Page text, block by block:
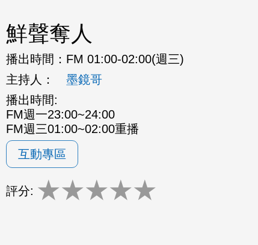
鮮聲奪人
播出時間： FM 01:00-02:00(週三)
主持人：
墨鏡哥
播出時間:
FM週一23:00~24:00
FM週三01:00~02:00重播
互動專區
評分: ★★★★★